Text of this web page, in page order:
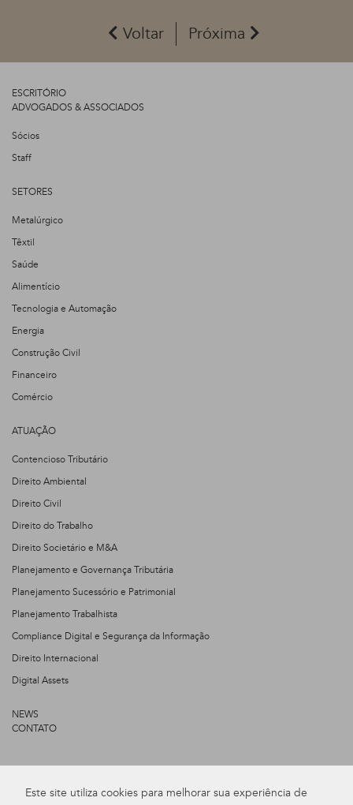
Este site utiliza cookies para melhorar sua experiência de
Voltar Próxima
ESCRITÓRIO
ADVOGADOS & ASSOCIADOS
Sócios
Staff
SETORES
Metalúrgico
Têxtil
Saúde
Alimentício
Tecnologia e Automação
Energia
Construção Civil
Financeiro
Comércio
ATUAÇÃO
Contencioso Tributário
Direito Ambiental
Direito Civil
Direito do Trabalho
Direito Societário e M&A
Planejamento e Governança Tributária
Planejamento Sucessório e Patrimonial
Planejamento Trabalhista
Compliance Digital e Segurança da Informação
Direito Internacional
Digital Assets
NEWS
CONTATO
+55 47 3275 2044